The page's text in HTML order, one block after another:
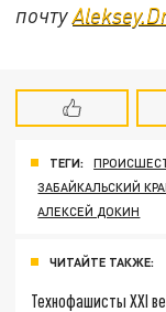
почту
ТЕГИ:
ЗАБАЙКАЛЬСКИЙ
АЛЕКСЕЙ ДОКИН
ЧИТАЙТЕ ТАКЖЕ:
Технофашисты XXI